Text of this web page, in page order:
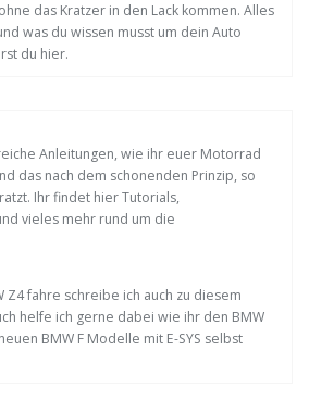
das Kratzer in den Lack kommen. Alles
was du wissen musst um dein Auto
du hier.
Anleitungen, wie ihr euer Motorrad
das nach dem schonenden Prinzip, so
Ihr findet hier Tutorials,
vieles mehr rund um die
Z4 fahre schreibe ich auch zu diesem
helfe ich gerne dabei wie ihr den BMW
BMW F Modelle mit E-SYS selbst